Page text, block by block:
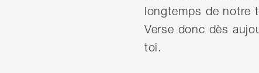
longtemps de notre
Verse donc dès
toi.